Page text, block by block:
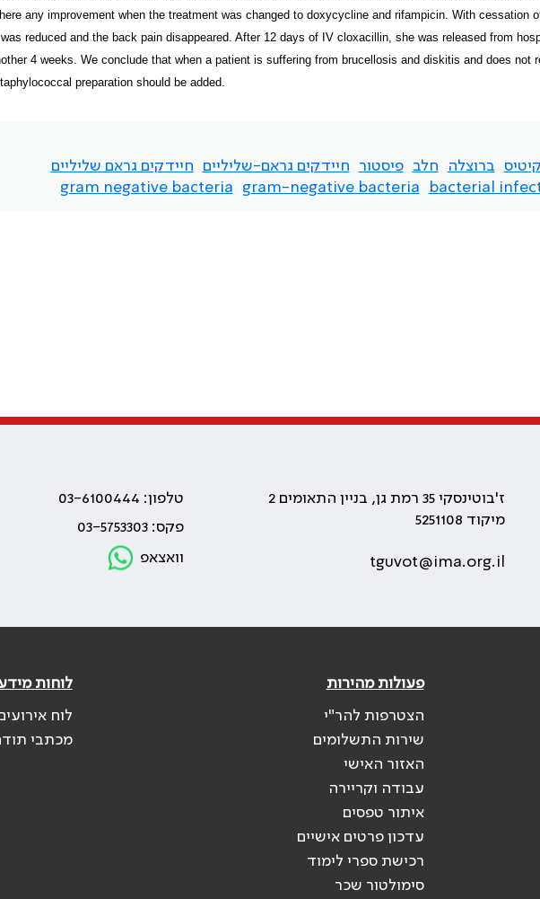
any improvement when the treatment was changed to doxycycline and rifampicin. With cessation
reduced and the back pain disappeared. After 12 days of IV cloxacillin, she was released from
4 weeks. We conclude that when a patient is suffering from brucellosis and diskitis and does not
preparation should be added.
ברוצלה חלב פיסטור חיידקים גראם-שליליים
חיידקים גראם שליליים
bacterial
gram-negative bacteria
gram negative bacteria
ז'בוטינסקי 35 רמת גן, בניין התאומים 2
מיקוד 5251108
tguvot@ima.org.il
טלפון: 03-6100444
פקס: 03-5753303
וואצאפ
פעולות מהירות
הצטרפות להר"י
שירות התשלומים
האזור האישי
עבודה וקריירה
איתור טפסים
עדכון פרטים אישיים
רכישת ספרי לימוד
סימולטור שכר
לוחות
לוח
מכתבי